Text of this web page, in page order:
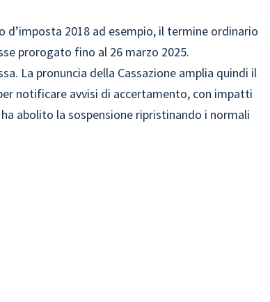
d’imposta 2018 ad esempio, il termine ordinario
prorogato fino al 26 marzo 2025.
La pronuncia della Cassazione amplia quindi il
notificare avvisi di accertamento, con impatti
abolito la sospensione ripristinando i normali